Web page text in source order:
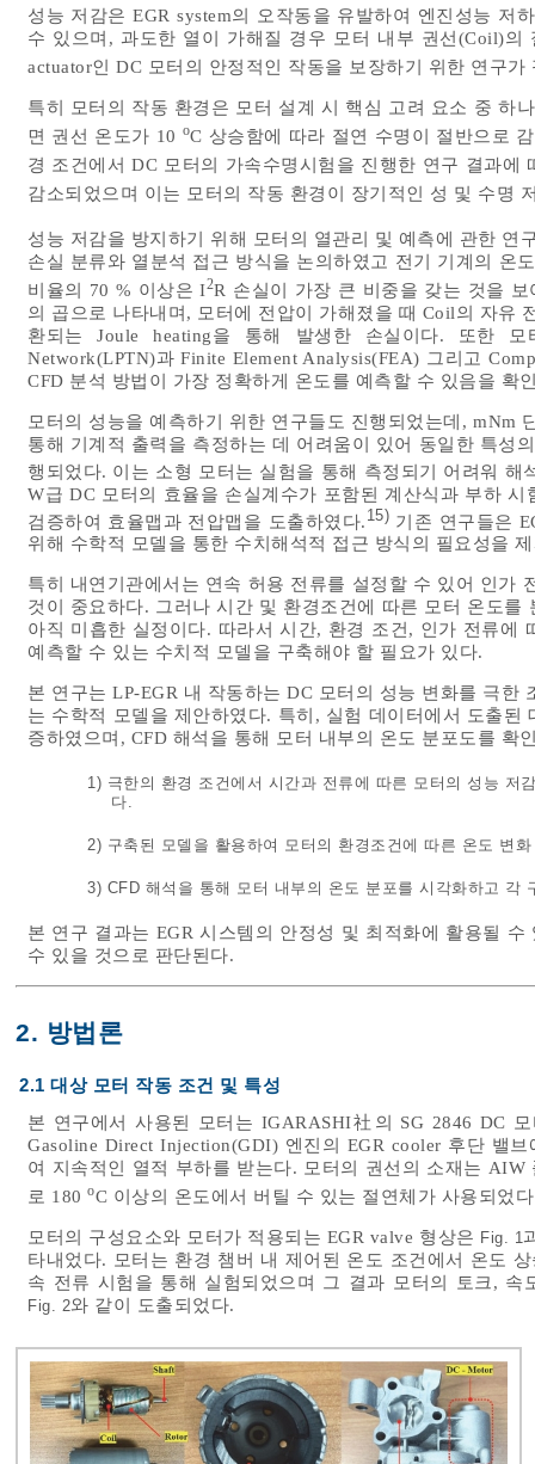
성능 저감은 EGR system의 오작동을 유발하여 엔진성능
수 있으며, 과도한 열이 가해질 경우 모터 내부 권선(Coil)
actuator인 DC 모터의 안정적인 작동을 보장하기 위한 연구가
특히 모터의 작동 환경은 모터 설계 시 핵심 고려 요소 중 하
면 권선 온도가 10 oC 상승함에 따라 절연 수명이 절반으로
경 조건에서 DC 모터의 가속수명시험을 진행한 연구 결과에
감소되었으며 이는 모터의 작동 환경이 장기적인 성 및 수명
성능 저감을 방지하기 위해 모터의 열관리 및 예측에 관한 연
손실 분류와 열분석 접근 방식을 논의하였고 전기 기계의 온
비율의 70 % 이상은 I2R 손실이 가장 큰 비중을 갖는 것을 보
의 곱으로 나타내며, 모터에 전압이 가해졌을 때 Coil의 자유
환되는 Joule heating을 통해 발생한 손실이다. 또한 모
Network(LPTN)과 Finite Element Analysis(FEA) 그리고
CFD 분석 방법이 가장 정확하게 온도를 예측할 수 있음을 확
모터의 성능을 예측하기 위한 연구들도 진행되었는데, mNm
통해 기계적 출력을 측정하는 데 어려움이 있어 동일한 특성
행되었다. 이는 소형 모터는 실험을 통해 측정되기 어려워
W급 DC 모터의 효율을 손실계수가 포함된 계산식과 부하
검증하여 효율맵과 전압맵을 도출하였다. 15) 기존 연구들은
위해 수학적 모델을 통한 수치해석적 접근 방식의 필요성을
특히 내연기관에서는 연속 허용 전류를 설정할 수 있어 인가
것이 중요하다. 그러나 시간 및 환경조건에 따른 모터 온도
아직 미흡한 실정이다. 따라서 시간, 환경 조건, 인가 전류에
예측할 수 있는 수치적 모델을 구축해야 할 필요가 있다.
본 연구는 LP-EGR 내 작동하는 DC 모터의 성능 변화를 극
는 수학적 모델을 제안하였다. 특히, 실험 데이터에서 도출
증하였으며, CFD 해석을 통해 모터 내부의 온도 분포도를 확
1) 극한의 환경 조건에서 시간과 전류에 따른 모터의 성능 저
다.
2) 구축된 모델을 활용하여 모터의 환경조건에 따른 온도 변
3) CFD 해석을 통해 모터 내부의 온도 분포를 시각화하고 각
본 연구 결과는 EGR 시스템의 안정성 및 최적화에 활용될
수 있을 것으로 판단된다.
2. 방법론
2.1 대상 모터 작동 조건 및 특성
본 연구에서 사용된 모터는 IGARASHI社의 SG 2846 DC
Gasoline Direct Injection(GDI) 엔진의 EGR cooler 후단 밸
여 지속적인 열적 부하를 받는다. 모터의 권선의 소재는
로 180 oC 이상의 온도에서 버틸 수 있는 절연체가 사용되었
모터의 구성요소와 모터가 적용되는 EGR valve 형상은 Fig. 1
타내었다. 모터는 환경 챔버 내 제어된 온도 조건에서 온도
속 전류 시험을 통해 실험되었으며 그 결과 모터의 토크,
Fig. 2와 같이 도출되었다.